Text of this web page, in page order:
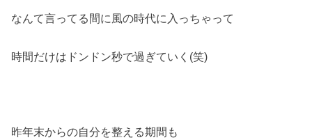
なんて言ってる間に風の時代に入っちゃって
時間だけはドンドン秒で過ぎていく(笑)
昨年末からの自分を整える期間も